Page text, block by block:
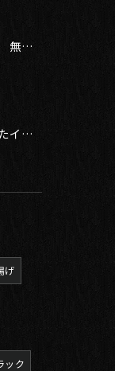
人件費上がるより 無人販売で売り上げ確保 中古自販機有ります
夏祭りも終わりまたイベントシーズン到来❣️
げ
ック